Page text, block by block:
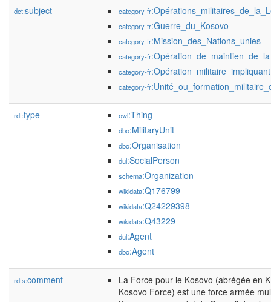
dct:subject category-fr
category-fr:Guerre_du_Kosovo
category-fr:Mission_des_Nations_unies
category-fr
category-fr
category-fr
rdf:type owl:Thing
dbo:MilitaryUnit
dbo:Organisation
dul:SocialPerson
schema:Organization
wikidata:Q176799
wikidata:Q24229398
wikidata:Q43229
dul:Agent
dbo:Agent
rdfs:comment
La Force pour le Kosovo (abrégée en
Kosovo Force) est une force armée